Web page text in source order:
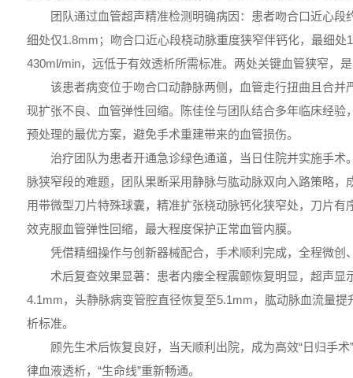
团队通过血管超声精准检测明确病因：患者吻合口近心段
细处仅1.8mm；吻合口近心段桡动脉重度狭窄伴钙化，最细处
430ml/min，远低于有效透析所需标准。两处关键血管狭窄，
该患者病变位于吻合口动静脉两侧，血管走行扭曲且合并
现扩张不良、血管弹性回缩。陈佳佺与团队结合多年临床经验
预处理的最优方案，避免手术重建带来的血管损伤。
治疗团队为患者开通急诊绿色通道，当日住院并实施手术
脉狭窄段的难题，团队果断采用静脉与肱动脉双向入路策略，
用带微型刀片特殊球囊，精准扩张桡动脉钙化狭窄处，刀片有
效克服血管弹性回缩，最大程度保护正常血管内膜。
凭借精细操作与创新器械配合，手术顺利完成，全程微创
术后复查效果显著：患者内瘘全程震颤恢复明显，超声显
4.1mm，头静脉病变管腔直径恢复至5.1mm，肱动脉血流量提
析标准。
顾先生术后恢复良好，当天顺利出院，成为高效“日归手
律血液透析，“生命线”重新畅通。